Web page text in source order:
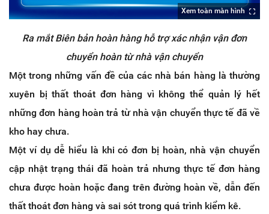
Xem toàn màn hình
Ra mắt Biên bản hoàn hàng hỗ trợ xác nhận vận đơn
chuyển hoàn từ nhà vận chuyển
Một trong những vấn đề của các nhà bán hàng là thường
xuyên bị thất thoát đơn hàng vì không thể quản lý hết
những đơn hàng hoàn trả từ nhà vận chuyển thực tế đã về
kho hay chưa.
Một ví dụ dễ hiểu là khi có đơn bị hoàn, nhà vận chuyển
cập nhật trạng thái đã hoàn trả nhưng thực tế đơn hàng
chưa được hoàn hoặc đang trên đường hoàn về, dẫn đến
thất thoát đơn hàng và sai sót trong quá trình kiểm kê.